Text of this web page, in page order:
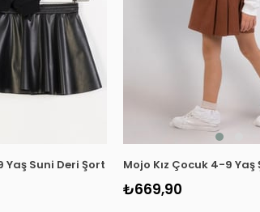
Yaş Suni Deri Şort Etek Takım 0477 Siyah
Mojo Kız Çocuk 4-9
₺669,90